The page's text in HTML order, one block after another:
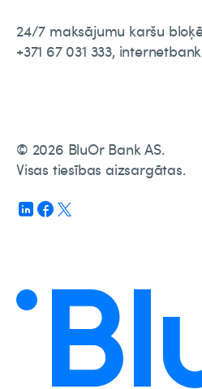
24/7 maksājumu karšu
+371 67 031 333,
© 2026 BluOr Bank AS.
Visas tiesības aizsargātas.